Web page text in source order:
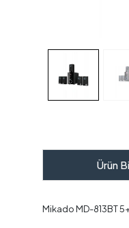
Ürün
Mikado MD-813BT